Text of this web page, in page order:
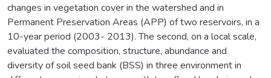
changes in vegetation cover in the watershed and in
Permanent Preservation Areas (APP) of two reservoirs, in a
10-year period (2003- 2013). The second, on a local scale,
evaluated the composition, structure, abundance and
diversity of soil seed bank (BSS) in three environment in